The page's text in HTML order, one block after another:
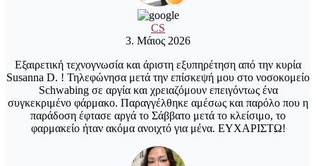
CS
3. Μάιος 2026
Εξαιρετική τεχνογνωσία και άριστη εξυπηρέτηση από την κυρία
Susanna D. ! Τηλεφώνησα μετά την επίσκεψή μου στο νοσοκομείο
Schwabing σε αργία και χρειαζόμουν επειγόντως ένα
συγκεκριμένο φάρμακο. Παραγγέλθηκε αμέσως και παρόλο που η
παράδοση έφτασε αργά το Σάββατο μετά το κλείσιμο, το
φαρμακείο ήταν ακόμα ανοιχτό για μένα. ΕΥΧΑΡΙΣΤΩ!